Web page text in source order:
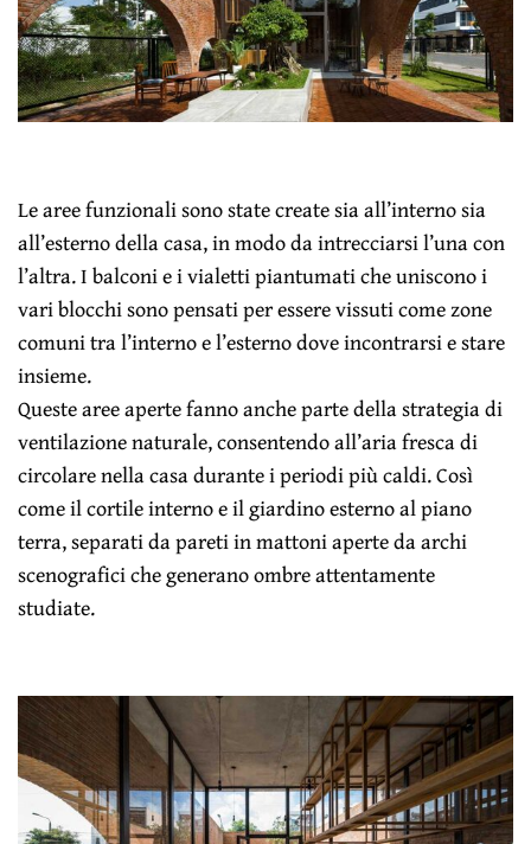
Le aree funzionali sono state create sia all’interno sia
all’esterno della casa, in modo da intrecciarsi l’una con
l’altra. I balconi e i vialetti piantumati che uniscono i
vari blocchi sono pensati per essere vissuti come zone
comuni tra l’interno e l’esterno dove incontrarsi e stare
insieme.
Queste aree aperte fanno anche parte della strategia di
ventilazione naturale, consentendo all’aria fresca di
circolare nella casa durante i periodi più caldi. Così
come il cortile interno e il giardino esterno al piano
terra, separati da pareti in mattoni aperte da archi
scenografici che generano ombre attentamente
studiate.